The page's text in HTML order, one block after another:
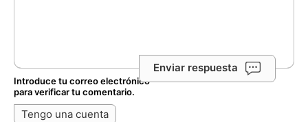
Enviar respuesta
Introduce tu correo electrónico
para verificar tu comentario.
Tengo una cuenta